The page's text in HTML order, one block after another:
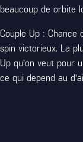
beaucoup de orbite
Couple Up : Chance
spin victorieux. La
Up qu’on veut pour
ce qui depend au